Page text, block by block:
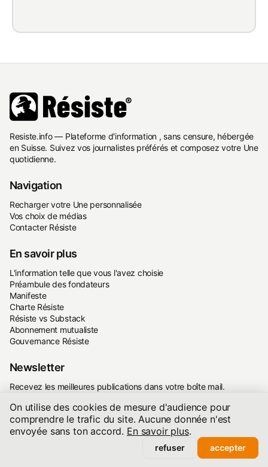
On utilise des cookies de mesure d'audience pour
comprendre le trafic du site. Aucune donnée n'est
envoyée sans ton accord. En savoir plus.
refuser accepter
Resiste.info — Plateforme d'information , sans censure, hébergée
en Suisse. Suivez vos journalistes préférés et composez votre Une
quotidienne.
Navigation
Recharger votre Une personnalisée
Vos choix de médias
Contacter Résiste
En savoir plus
L'information telle que vous l'avez choisie
Préambule des fondateurs
Manifeste
Charte Résiste
Résiste vs Substack
Abonnement mutualiste
Gouvernance Résiste
Newsletter
Recevez les meilleures publications dans votre boîte mail.